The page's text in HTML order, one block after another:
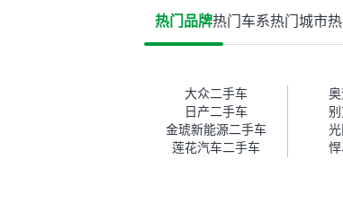
果跟你们的报告是符合的，所以
这次车况没问题。购车流程挺快
车。去之前我提前跟交接人员说
好，到了之后要当着我的面再做
一次复检，你们也安排了师傅，
服务可以，速度很快。体验下来
自营车的感觉是要比个人车好一
热门品牌热门车系热门城市
大众二手车
日产二手车
金琥新能源二手车
莲花汽车二手车